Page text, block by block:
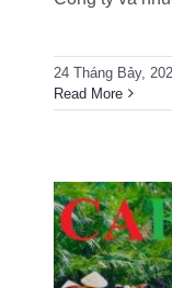
24 Tháng Bảy,
Read More